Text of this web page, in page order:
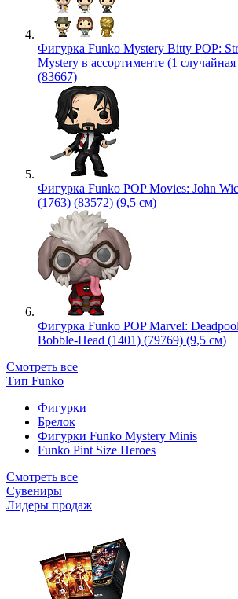
Фигурка Funko Mystery Bitty POP:
Mystery в ассортименте (1
(83667)
Фигурка Funko POP Movies: John
(1763) (83572) (9,5 см)
Фигурка Funko POP Marvel:
Bobble-Head (1401) (79769) (9,5 см)
Смотреть все
Тип Funko
Фигурки
Брелок
Фигурки Funko Mystery Minis
Funko Pint Size Heroes
Смотреть все
Сувениры
Лидеры продаж